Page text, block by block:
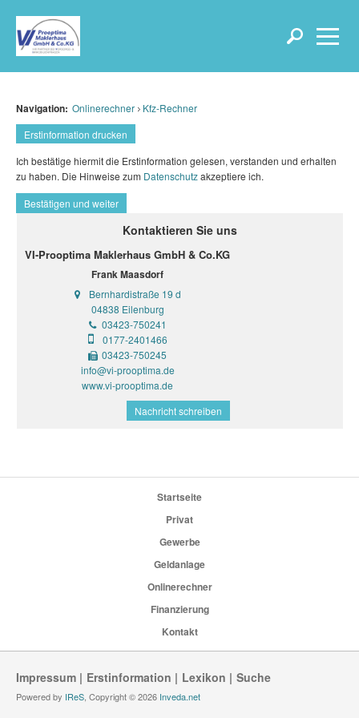
Navigation: Onlinerechner
Kfz-Rechner
Erstinformation drucken
Ich bestätige hiermit die Erstinformation gelesen, verstanden und erhalten
zu haben. Die Hinweise zum Datenschutzakzeptiere ich.
Bestätigen und weiter
Kontaktieren Sie uns
VI-Prooptima Maklerhaus GmbH & Co.KG
Frank Maasdorf
Bernhardistraße 19 d
04838 Eilenburg
03423-750241
0177-2401466
03423-750245
info@vi-prooptima.de
www.vi-prooptima.de
Nachricht schreiben
Startseite
Privat
Gewerbe
Geldanlage
Onlinerechner
Finanzierung
Kontakt
Impressum Erstinformation Lexikon Suche
Powered by IReS , Copyright © 2026 Inveda.net